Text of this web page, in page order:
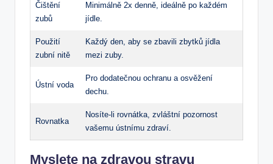
Čištění
zubů
Minimálně 2x denně, ideálně po každém
jídle.
Použití
zubní nitě
Každý den, aby se zbavili zbytků jídla
mezi zuby.
Ústní voda
Pro dodatečnou ochranu a osvěžení
dechu.
Rovnatka
Nosíte-li rovnátka, zvláštní pozornost
vašemu ústnímu zdraví.
Myslete na zdravou stravu